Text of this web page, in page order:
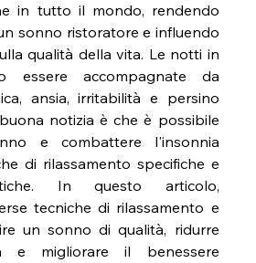
in tutto il mondo, rendendo
sonno ristoratore e influendo
qualità della vita. Le notti in
essere accompagnate da
ansia, irritabilità e persino
notizia è che è possibile
e combattere l'insonnia
di rilassamento specifiche e
In questo articolo,
tecniche di rilassamento e
un sonno di qualità, ridurre
e migliorare il benessere